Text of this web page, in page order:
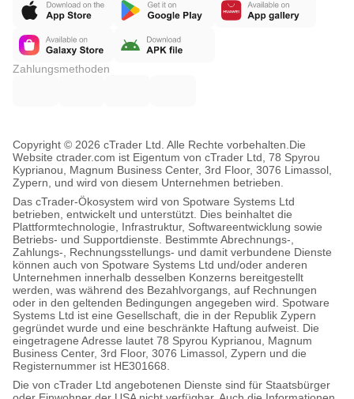
Zahlungsmethoden
Copyright © 2026 cTrader Ltd. Alle Rechte vorbehalten. Die
Website ctrader.com ist Eigentum von cTrader Ltd, 78 Spyrou
Kyprianou, Magnum Business Center, 3rd Floor, 3076 Limassol,
Zypern, und wird von diesem Unternehmen betrieben.
Das cTrader-Ökosystem wird von Spotware Systems Ltd
betrieben, entwickelt und unterstützt. Dies beinhaltet die
Plattformtechnologie, Infrastruktur, Softwareentwicklung sowie
Betriebs- und Supportdienste. Bestimmte Abrechnungs-,
Zahlungs-, Rechnungsstellungs- und damit verbundene Dienste
können auch von Spotware Systems Ltd und/oder anderen
Unternehmen innerhalb desselben Konzerns bereitgestellt
werden, was während des Bezahlvorgangs, auf Rechnungen
oder in den geltenden Bedingungen angegeben wird. Spotware
Systems Ltd ist eine Gesellschaft, die in der Republik Zypern
gegründet wurde und eine beschränkte Haftung aufweist. Die
eingetragene Adresse lautet 78 Spyrou Kyprianou, Magnum
Business Center, 3rd Floor, 3076 Limassol, Zypern und die
Registernummer ist HE301668.
Die von cTrader Ltd angebotenen Dienste sind für Staatsbürger